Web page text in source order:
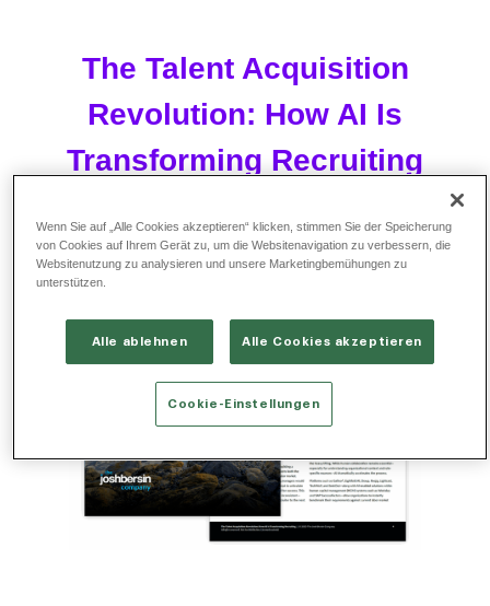
The Talent Acquisition
Revolution: How AI Is
Transforming Recruiting
Wenn Sie auf „Alle Cookies akzeptieren“ klicken, stimmen Sie der Speicherung
von Cookies auf Ihrem Gerät zu, um die Websitenavigation zu verbessern, die
Websitenutzung zu analysieren und unsere Marketingbemühungen zu
unterstützen.
Alle ablehnen Alle Cookies akzeptieren
Cookie-Einstellungen